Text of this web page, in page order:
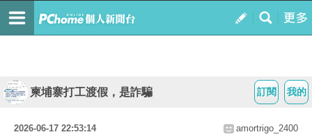
我的
訂閱
柬埔寨打工渡假，是詐騙
2026-06-17 22:53:14 amortrigo_2400